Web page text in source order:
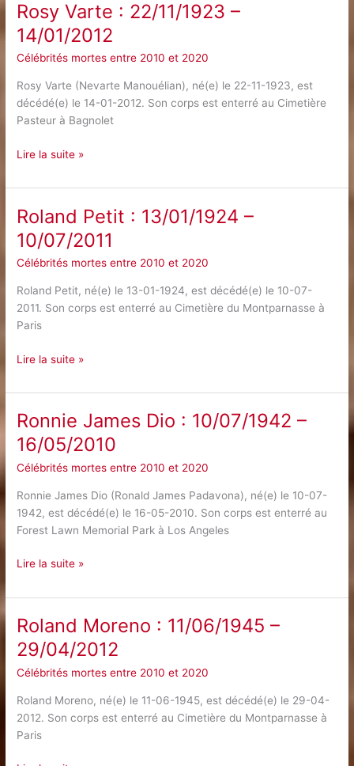
–
13/02/2012
Rosy Varte : 22/11/1923 –
14/01/2012
Célébrités mortes entre 2010 et 2020
Rosy Varte (Nevarte Manouélian), né(e) le 22-11-1923, est
décédé(e) le 14-01-2012. Son corps est enterré au Cimetière
Pasteur à Bagnolet
Rosy
:
–
14/01/2012
Lire la suite »
Roland Petit : 13/01/1924 –
10/07/2011
Célébrités mortes entre 2010 et 2020
Roland Petit, né(e) le 13-01-1924, est décédé(e) le 10-07-
2011. Son corps est enterré au Cimetière du Montparnasse à
Paris
Roland
:
13/01/1924
–
10/07/2011
Lire la suite »
Ronnie James Dio : 10/07/1942 –
16/05/2010
Célébrités mortes entre 2010 et 2020
Ronnie James Dio (Ronald James Padavona), né(e) le 10-07-
1942, est décédé(e) le 16-05-2010. Son corps est enterré au
Forest Lawn Memorial Park à Los Angeles
Ronnie
Dio
:
10/07/1942
–
16/05/2010
Lire la suite »
Roland Moreno : 11/06/1945 –
29/04/2012
Célébrités mortes entre 2010 et 2020
Roland Moreno, né(e) le 11-06-1945, est décédé(e) le 29-04-
2012. Son corps est enterré au Cimetière du Montparnasse à
Paris